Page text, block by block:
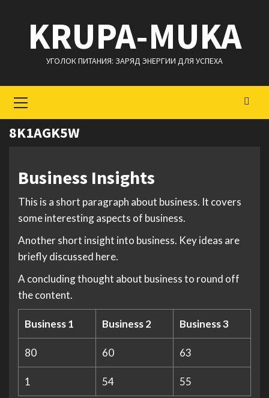
содержимому
KRUPA-MUKA
УГОЛОК ПИТАНИЯ: ЗАРЯД ЭНЕРГИИ ДЛЯ УСПЕХА
меню
8K1AGK5W
Business Insights
This is a short paragraph about business. It covers
some interesting aspects of business.
Another short insight into business. Key ideas are
briefly discussed here.
A concluding thought about business to round off
the content.
Business 1 Business 2 Business 3
80 60 63
1 54 55